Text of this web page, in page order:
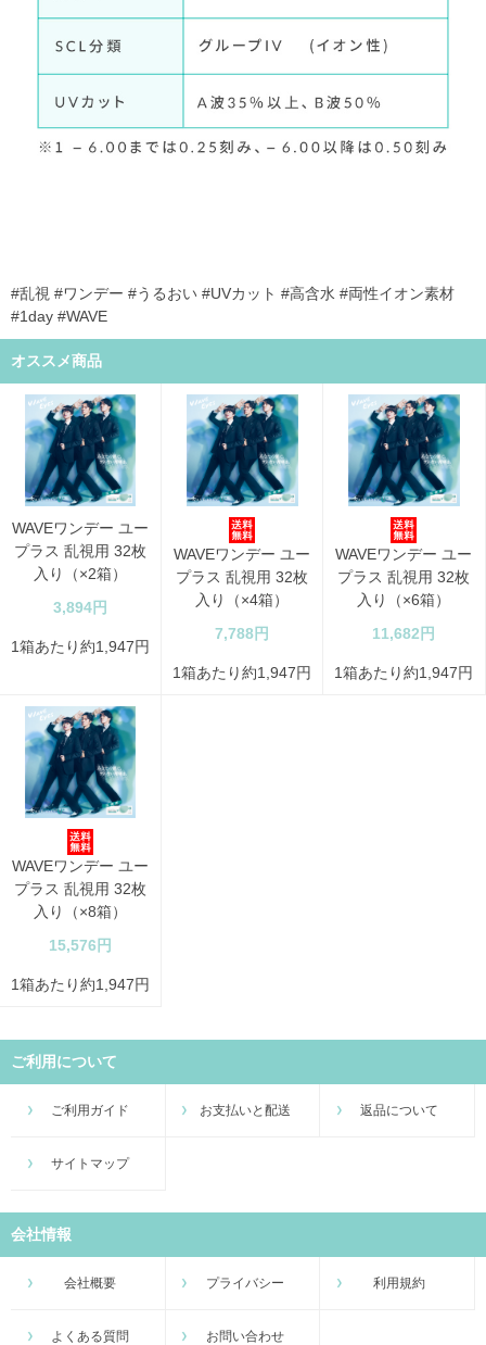
#乱視 #ワンデー #うるおい #UVカット #高含水 #両性イオン素材
#1day #WAVE
オススメ商品
WAVEワンデー ユー
プラス 乱視用 32枚
入り（×2箱）
3,894円
1箱あたり約1,947円
WAVEワンデー ユー
プラス 乱視用 32枚
入り（×4箱）
7,788円
1箱あたり約1,947円
WAVEワンデー ユー
プラス 乱視用 32枚
入り（×6箱）
11,682円
1箱あたり約1,947円
WAVEワンデー ユー
プラス 乱視用 32枚
入り（×8箱）
15,576円
1箱あたり約1,947円
ご利用について
ご利用ガイド お支払いと配送 返品について
サイトマップ
会社情報
会社概要 プライバシー 利用規約
よくある質問 お問い合わせ